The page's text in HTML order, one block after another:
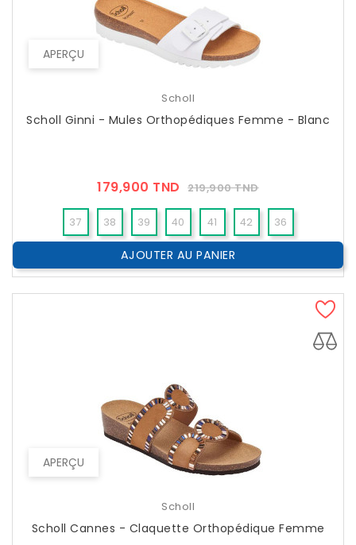
APERÇU
Scholl
Scholl Ginni - Mules Orthopédiques Femme - Blanc
179,900 TND Prix
Public
219,900 TNDPrix
37 38 39 40 41 42 36
AJOUTER AU PANIER
APERÇU
Scholl
Scholl Cannes - Claquette Orthopédique Femme